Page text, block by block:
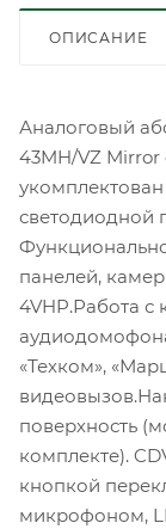
ОПИСАНИЕ
Аналоговый
43MH/VZ
светодиодной
панелей,
4VHP.Работа
«Техком»,
поверхность
комплекте).
кнопкой
микрофоном,